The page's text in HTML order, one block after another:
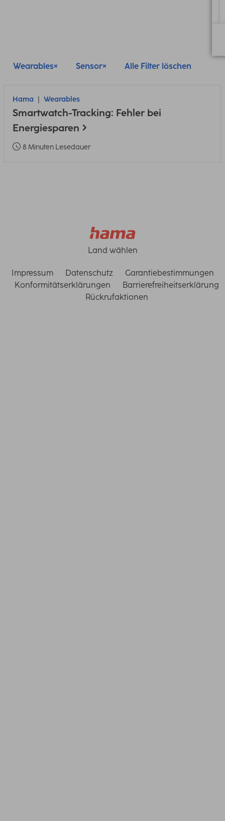
Wearables Sensor Alle Filter löschen
Hama Wearables
Smartwatch-Tracking: Fehler bei
Energiesparen
8 Minuten Lesedauer
Land wählen
Impressum Datenschutz
Garantiebestimmungen
Konformitätserklärungen
Barrierefreiheitserklärung
Rückrufaktionen